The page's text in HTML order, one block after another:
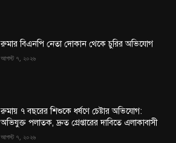
রুমার বিএনপি নেতা দোকান থেকে চুরির অভিযোগ
আগস্ট ৭, ২০২৬
রুমায় ৭ বছরের শিশুকে ধর্ষণে চেষ্টার অভিযোগ:
অভিযুক্ত পলাতক, দ্রুত গ্রেপ্তারের দাবিতে এলাকাবাসী
আগস্ট ৭, ২০২৬